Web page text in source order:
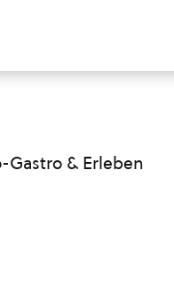
Gastro & Erleben